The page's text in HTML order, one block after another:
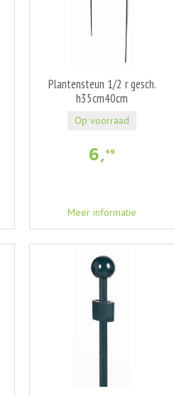
Plantensteun 1/2 r gesch.
h35cm40cm
6,49
Meer informatie
Op voorraad